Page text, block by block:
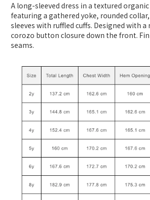
A long-sleeved dress in a textured
featuring a gathered yoke, rounded
sleeves with ruffled cuffs. Designed with a
corozo button closure down the front.
seams.